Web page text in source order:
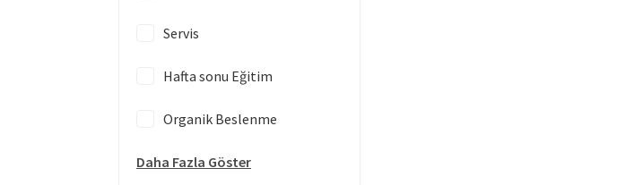
Servis
Hafta sonu Eğitim
Organik Beslenme
Daha Fazla Göster